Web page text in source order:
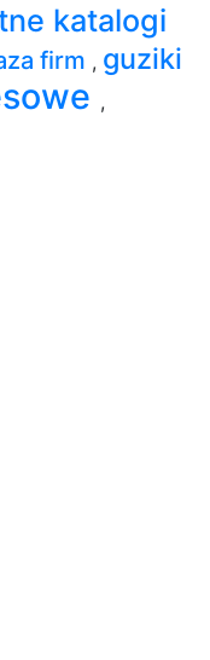
katalogi
firm , guziki
,